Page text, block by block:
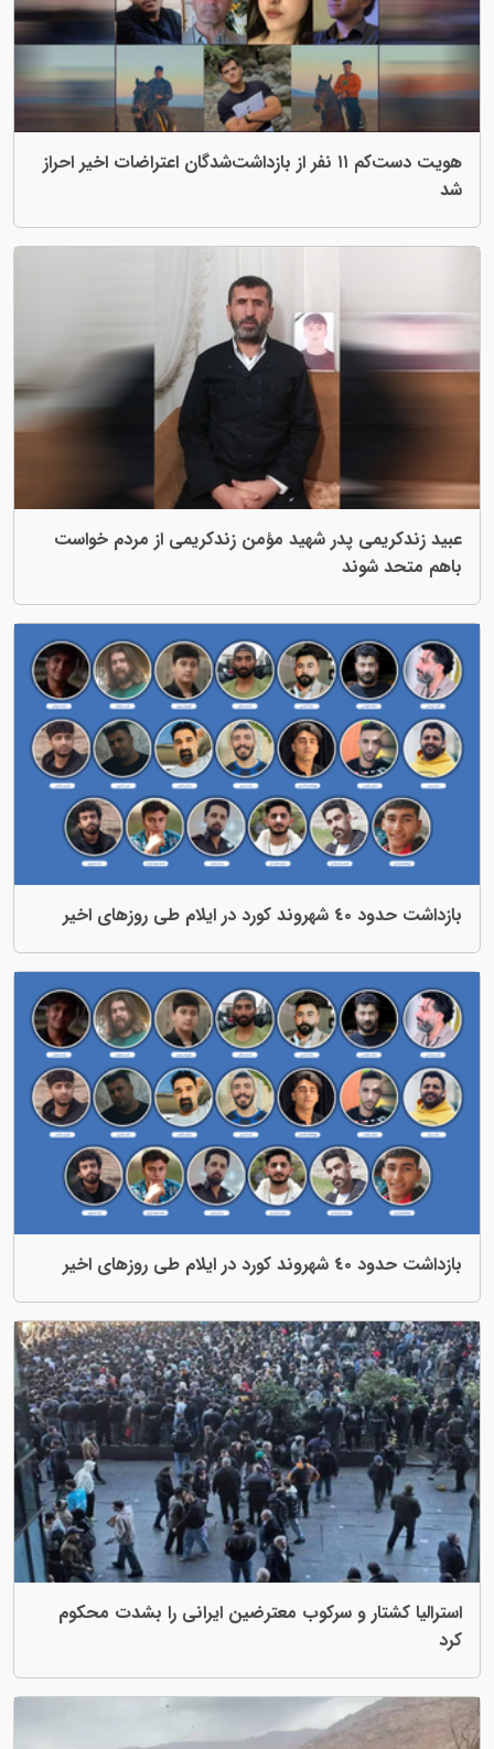
هویت دست‌کم ۱۱ نفر از بازداشت‌شدگان اعتراضات اخیر احراز
پدر شهید مؤمن زندکریمی از مردم خواست
و سرکوب معترضین ایرانی را بشدت محکوم